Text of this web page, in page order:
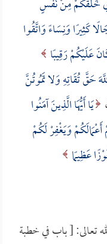
خَلَقَكُمْ مِنْ نَفْسٍ
كَثِيرًا وَنِسَاءً وَاتَّقُوا
عَلَيْكُمْ رَقِيبًا
حَقَّ تُقَاتِهِ وَلا تَمُوتُنَّ
يَا أَيُّهَا الَّذِينَ آمَنُوا
وَيَغْفِرْ لَكُمْ
عَظِيمًا
تعالى: [ باب في خطبة